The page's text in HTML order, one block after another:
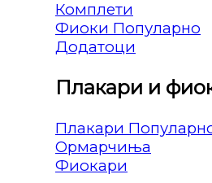
Комплети
Фиоки
Додатоци
Плакари и
Плакари
Ормарчиња
Фиокари